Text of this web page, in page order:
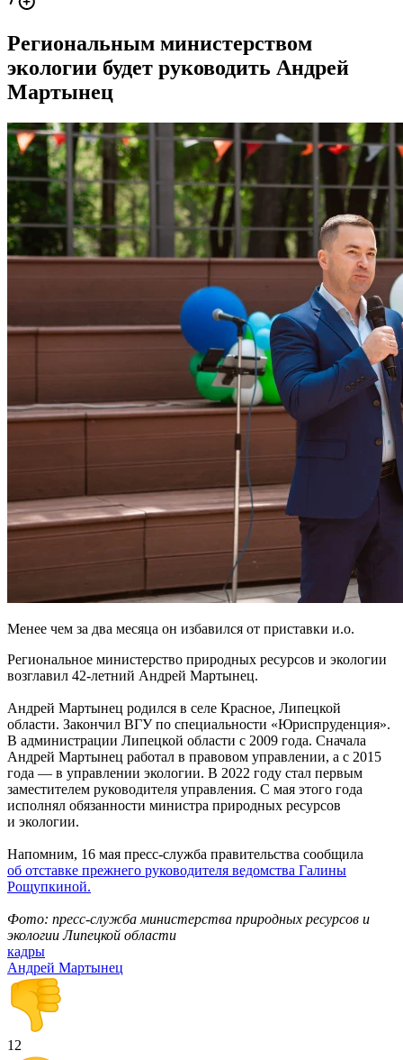
Региональным министерством
экологии будет руководить Андрей
Мартынец
Менее чем за два месяца он избавился от приставки и.о.
Региональное министерство природных ресурсов и экологии
возглавил 42-летний Андрей Мартынец.
Андрей Мартынец родился в селе Красное, Липецкой
области. Закончил ВГУ по специальности «Юриспруденция».
В администрации Липецкой области с 2009 года. Сначала
Андрей Мартынец работал в правовом управлении, а с 2015
года — в управлении экологии. В 2022 году стал первым
заместителем руководителя управления. С мая этого года
исполнял обязанности министра природных ресурсов
и экологии.
Напомним, 16 мая пресс-служба правительства сообщила
об отставке прежнего руководителя ведомства Галины
Рощупкиной.
Фото: пресс-служба министерства природных ресурсов и
экологии Липецкой области
кадры
Андрей Мартынец
12